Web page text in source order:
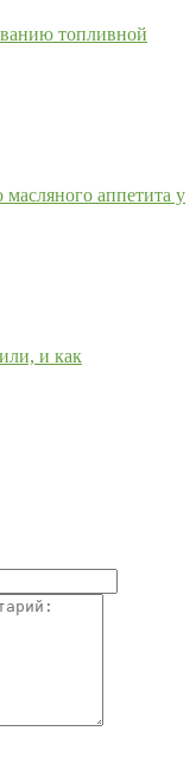
топливной
аппетита у
и как